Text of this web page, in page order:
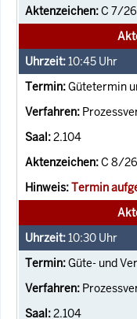
C 7/26
10:45 Uhr
Gütetermin
2.104
C 8/26
Termin
10:30 Uhr
Güte- und
2.104